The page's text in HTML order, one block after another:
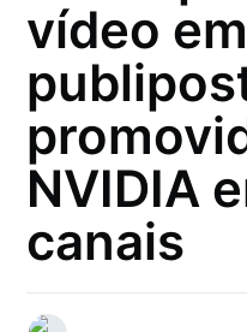
vídeo em
NVIDIA
canais